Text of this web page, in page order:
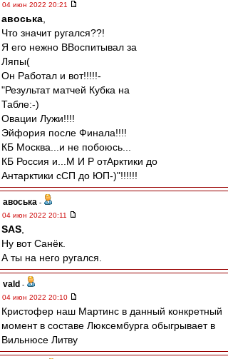
04 июн 2022 20:21
авоська
Что значит ругался??!
Я его нежно ВВоспитывал за
Ляпы(
Он Работал и вот!!!!!-
"Результат матчей Кубка на
Табле:-)
Овации Лужи!!!!
Эйфория после Финала!!!!
КБ Москва...и не побоюсь...
КБ Россия и...М И Р отАрктики до
Антарктики сСП до ЮП-)"!!!!!!
авоська -
04 июн 2022 20:11
SAS
Ну вот Санёк.
А ты на него ругался.
vald -
04 июн 2022 20:10
Кристофер наш Мартинс в данный конкретный
момент в составе Люксембурга обыгрывает в
Вильнюсе Литву